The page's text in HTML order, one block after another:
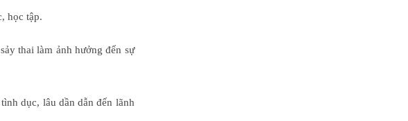
học tập.
thai làm ảnh hưởng đến sự
dục, lâu dần dẫn đến lãnh